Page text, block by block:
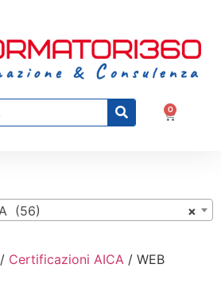
0
×
(56)
/ Certificazioni AICA / WEB